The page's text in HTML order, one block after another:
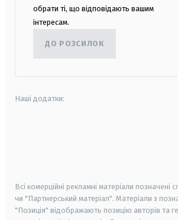
обрати ті, що відповідають вашим
інтересам.
ДО РОЗСИЛОК
Наші додатки:
Всі комерційні рекламні матеріали позначені
чи "Партнерський матеріал". Матеріали з
"Позиція" відображають позицію авторів та